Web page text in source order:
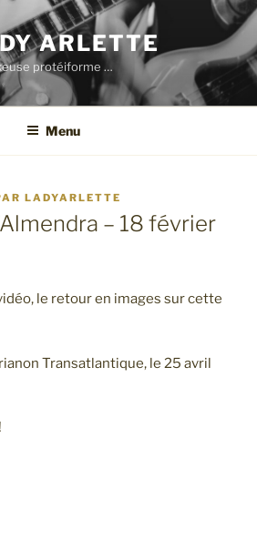
ARLETTE
protéiforme …
Menu
LADYARLETTE
– 18 février
le retour en images sur cette
Transatlantique, le 25 avril